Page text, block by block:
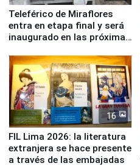
Teleférico de Miraflores
entra en etapa final y será
inaugurado en las próximas
16
FIL Lima 2026: la literatura
extranjera se hace presente
a través de las embajadas